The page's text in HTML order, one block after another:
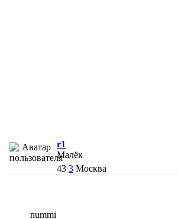
r1
Малёк
43 3 Москва
nummi